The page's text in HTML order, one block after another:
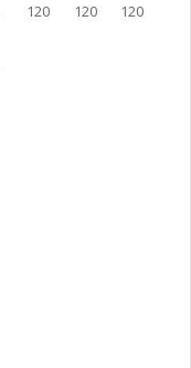
120 120 120